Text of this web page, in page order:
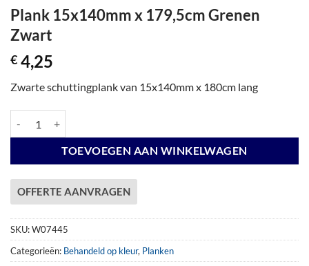
Plank 15x140mm x 179,5cm Grenen
Zwart
€ 4,25
Zwarte schuttingplank van 15x140mm x 180cm lang
TOEVOEGEN AAN WINKELWAGEN
OFFERTE AANVRAGEN
SKU:W07445
Categorieën: Behandeld op kleur, Planken